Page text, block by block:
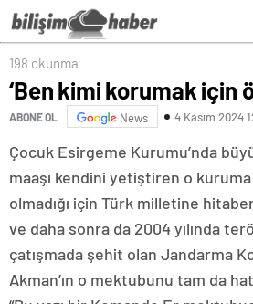
198 okunma
‘Ben kimi korumak için
ABONE OL News 4 Kasım 2024
Çocuk Esirgeme Kurumu’nda
maaşı kendini yetiştiren o kuruma
olmadığı için Türk milletine
ve daha sonra da 2004 yılında
çatışmada şehit olan Jandarma
Akman’ın o mektubunu tam da